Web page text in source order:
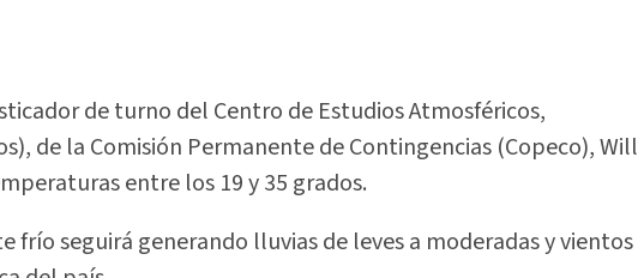
de turno del Centro de Estudios Atmosféricos,
de la Comisión Permanente de Contingencias (Copeco), Will
entre los 19 y 35 grados.
frío seguirá generando lluvias de leves a moderadas y vientos